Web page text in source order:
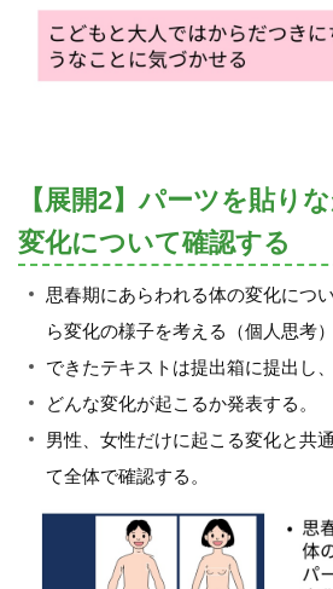
【展開2】パーツを貼り
変化について確認する
思春期にあらわれる体の変化につ
ら変化の様子を考える（個人思考）
できたテキストは提出箱に提出し
どんな変化が起こるか発表する。
男性、女性だけに起こる変化と共
て全体で確認する。